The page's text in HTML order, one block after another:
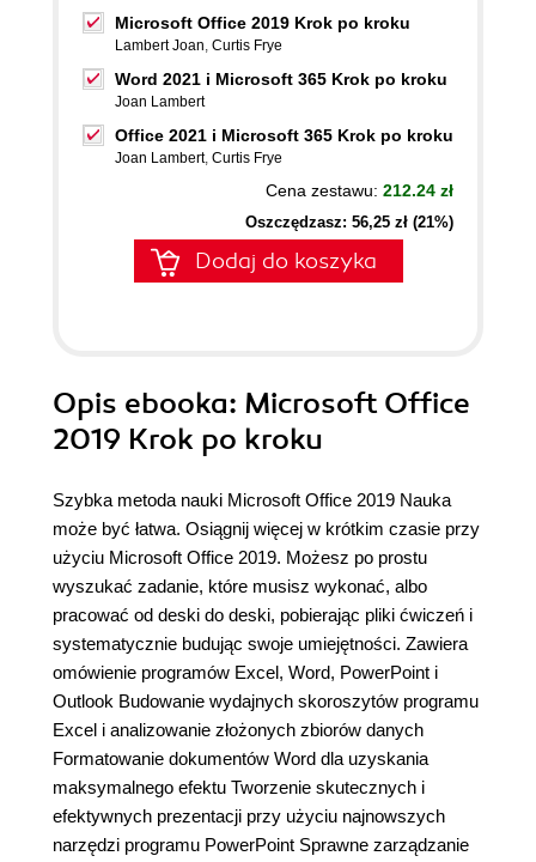
Microsoft Office 2019 Krok po kroku
Lambert Joan, Curtis Frye
Word 2021 i Microsoft 365 Krok po kroku
Joan Lambert
Office 2021 i Microsoft 365 Krok po kroku
Joan Lambert, Curtis Frye
Cena zestawu: 212.24 zł
Oszczędzasz: 56,25 zł (21%)
Dodaj do koszyka
Opis ebooka: Microsoft Office
2019 Krok po kroku
Szybka metoda nauki Microsoft Office 2019 Nauka
może być łatwa. Osiągnij więcej w krótkim czasie przy
użyciu Microsoft Office 2019. Możesz po prostu
wyszukać zadanie, które musisz wykonać, albo
pracować od deski do deski, pobierając pliki ćwiczeń i
systematycznie budując swoje umiejętności. Zawiera
omówienie programów Excel, Word, PowerPoint i
Outlook Budowanie wydajnych skoroszytów programu
Excel i analizowanie złożonych zbiorów danych
Formatowanie dokumentów Word dla uzyskania
maksymalnego efektu Tworzenie skutecznych i
efektywnych prezentacji przy użyciu najnowszych
narzędzi programu PowerPoint Sprawne zarządzanie